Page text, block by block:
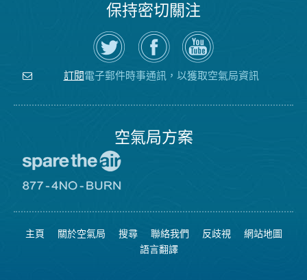
保持密切關注
在
Twitter
上
關
注
空
瀏
覽
氣
局
的
空
氣
局
YouTube
頻
道
訂閱電子郵件時事通訊，以獲取空氣局資訊
空氣局方案
空
日
網
站
8774
可
燃
燒
主頁 關於空氣局 搜尋 聯絡我們 反歧視
網站地圖
語言翻譯